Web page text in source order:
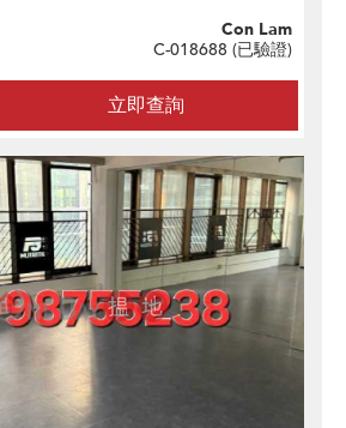
立即查詢
Con Lam
C-018688 (已驗證)